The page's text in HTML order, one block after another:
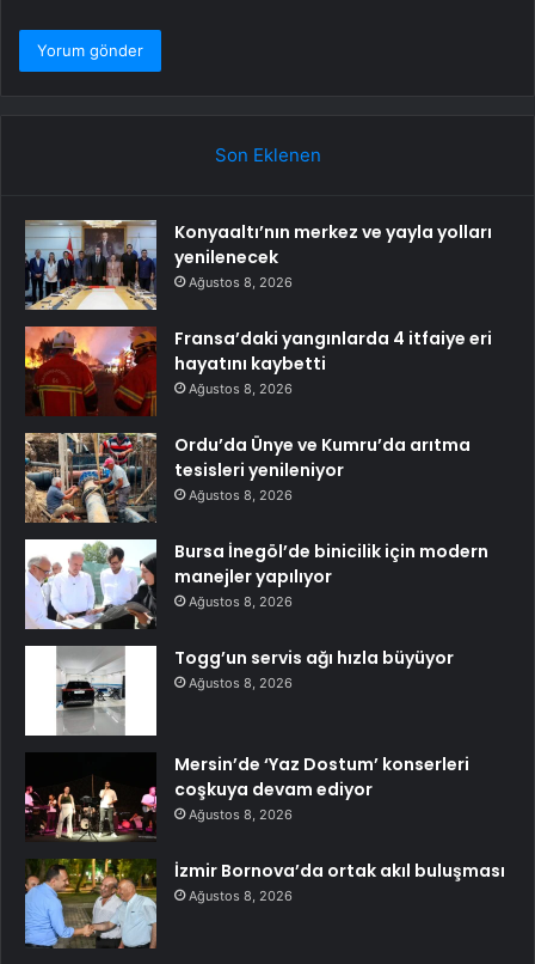
Son Eklenen
Konyaaltı’nın merkez ve yayla yolları
yenilenecek
Ağustos 8, 2026
Fransa’daki yangınlarda 4 itfaiye eri
hayatını kaybetti
Ağustos 8, 2026
Ordu’da Ünye ve Kumru’da arıtma
tesisleri yenileniyor
Ağustos 8, 2026
Bursa İnegöl’de binicilik için modern
manejler yapılıyor
Ağustos 8, 2026
Togg’un servis ağı hızla büyüyor
Ağustos 8, 2026
Mersin’de ‘Yaz Dostum’ konserleri
coşkuya devam ediyor
Ağustos 8, 2026
İzmir Bornova’da ortak akıl buluşması
Ağustos 8, 2026